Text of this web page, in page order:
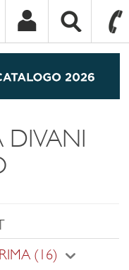
DIVANI
(16)